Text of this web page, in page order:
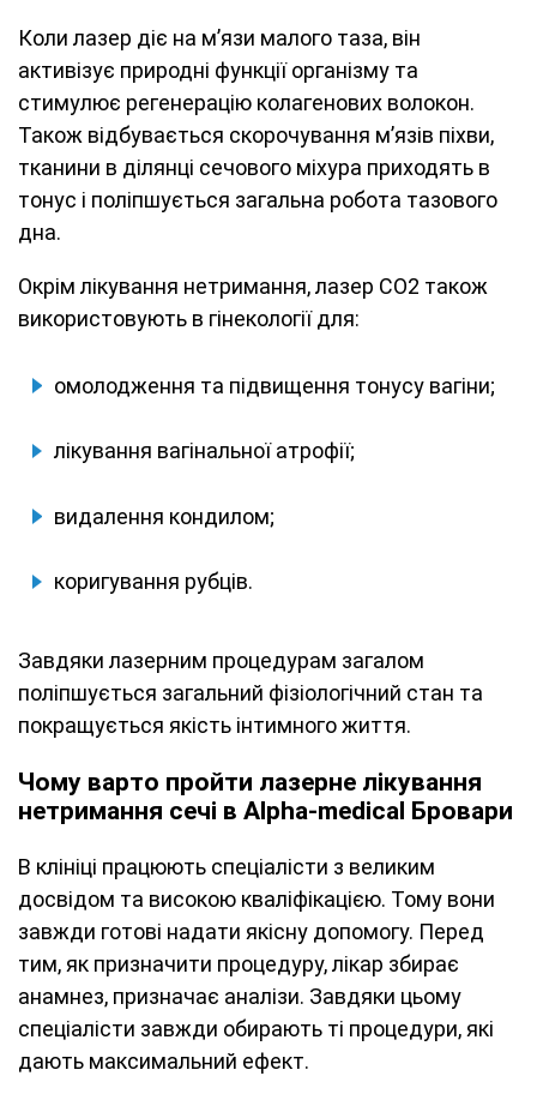
Коли лазер діє на м’язи малого таза, він
активізує природні функції організму та
стимулює регенерацію колагенових волокон.
Також відбувається скорочування м’язів піхви,
тканини в ділянці сечового міхура приходять в
тонус і поліпшується загальна робота тазового
дна.
Окрім лікування нетримання, лазер CO2 також
використовують в гінекології для:
омолодження та підвищення тонусу вагіни;
лікування вагінальної атрофії;
видалення кондилом;
коригування рубців.
Завдяки лазерним процедурам загалом
поліпшується загальний фізіологічний стан та
покращується якість інтимного життя.
Чому варто пройти лазерне лікування
нетримання сечі в Alpha-medical Бровари
В клініці працюють спеціалісти з великим
досвідом та високою кваліфікацією. Тому вони
завжди готові надати якісну допомогу. Перед
тим, як призначити процедуру, лікар збирає
анамнез, призначає аналізи. Завдяки цьому
спеціалісти завжди обирають ті процедури, які
дають максимальний ефект.